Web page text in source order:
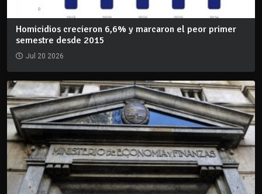
Homicidios crecieron 6,6% y marcaron el peor primer
semestre desde 2015
Jul 20 2026